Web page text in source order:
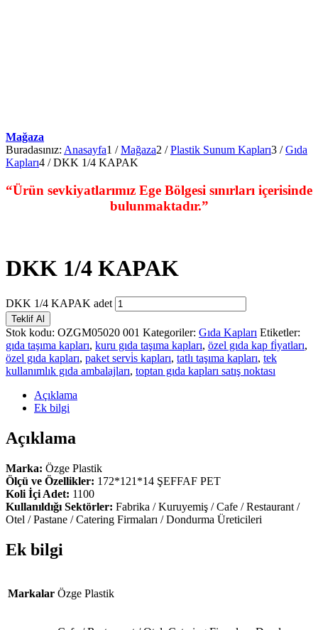
Mağaza
Buradasınız: Anasayfa1 / Mağaza2 / Plastik Sunum Kapları3 / Gıda
Kapları4 / DKK 1/4 KAPAK
“Ürün sevkiyatlarımız Ege Bölgesi sınırları içerisinde
bulunmaktadır.”
DKK 1/4 KAPAK
DKK 1/4 KAPAK adet
Teklif Al
Stok kodu: OZGM05020 001 Kategoriler: Gıda Kapları Etiketler:
gıda taşıma kapları, kuru gıda taşıma kapları, özel gıda kap fi̇yatları,
özel gıda kapları, paket servi̇s kapları, tatlı taşıma kapları, tek
kullanımlık gıda ambalajları, toptan gıda kapları satış noktası
Açıklama
Ek bilgi
Açıklama
Marka: Özge Plastik
Ölçü ve Özellikler: 172*121*14 ŞEFFAF PET
Koli İçi Adet: 1100
Kullanıldığı Sektörler: Fabrika / Kuruyemiş / Cafe / Restaurant /
Otel / Pastane / Catering Firmaları / Dondurma Üreticileri
Ek bilgi
Markalar Özge Plastik